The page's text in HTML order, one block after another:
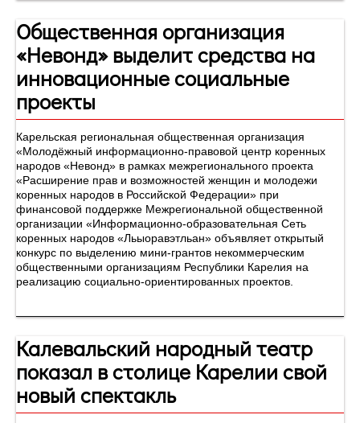
Общественная организация
«Невонд» выделит средства на
инновационные социальные
проекты
Карельская региональная общественная организация
«Молодёжный информационно-правовой центр коренных
народов «Невонд» в рамках межрегионального проекта
«Расширение прав и возможностей женщин и молодежи
коренных народов в Российской Федерации» при
финансовой поддержке Межрегиональной общественной
организации «Информационно-образовательная Сеть
коренных народов «Льыоравэтльан» объявляет открытый
конкурс по выделению мини-грантов некоммерческим
общественными организациям Республики Карелия на
реализацию социально-ориентированных проектов.
Калевальский народный театр
показал в столице Карелии свой
новый спектакль